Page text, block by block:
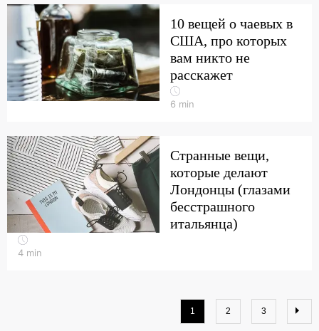
10 вещей о чаевых в
США, про которых
вам никто не
расскажет
6 min
Странные вещи,
которые делают
Лондонцы (глазами
бесстрашного
итальянца)
4 min
1 2 3